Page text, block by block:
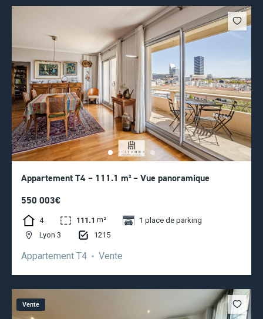
Appartement T4 – 111.1 m² – Vue panoramique
550 003€
4 111.1 m²
1 place de parking
Lyon 3
1215
Appartement T4 Vente
Vente